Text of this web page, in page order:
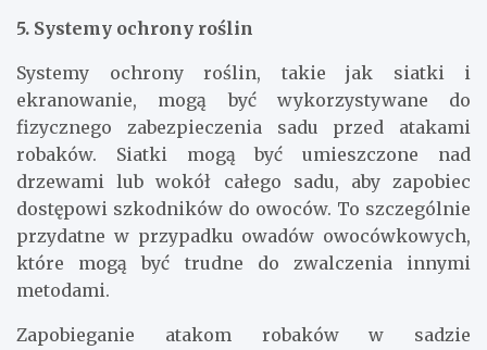
5. Systemy ochrony roślin
Systemy ochrony roślin, takie jak siatki i
ekranowanie, mogą być wykorzystywane do
fizycznego zabezpieczenia sadu przed atakami
robaków. Siatki mogą być umieszczone nad
drzewami lub wokół całego sadu, aby zapobiec
dostępowi szkodników do owoców. To szczególnie
przydatne w przypadku owadów owocówkowych,
które mogą być trudne do zwalczenia innymi
metodami.
Zapobieganie atakom robaków w sadzie